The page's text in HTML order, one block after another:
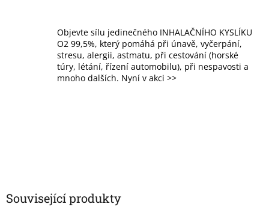
Objevte sílu jedinečného INHALAČNÍHO KYSLÍKU
O2 99,5%, který pomáhá při únavě, vyčerpání,
stresu, alergii, astmatu, při cestování (horské
túry, létání, řízení automobilu), při nespavosti a
mnoho dalších. Nyní v akci >>
Související produkty